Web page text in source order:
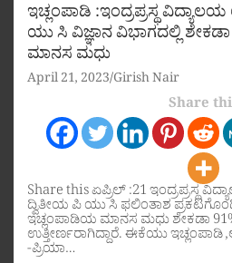
ಇಚ್ಲಂಪಾಡಿ :ಇಂದ್ರಪ್ರಸ್ಥ
ಯು ಸಿ ವಿಜ್ಞಾನ ವಿಭಾಗದಲ್ಲಿ
ಮಾನಸ ಮಧು
April 21, 2023 Girish Nair
Share
Share this ಏಪ್ರಿಲ್ :21 ಇಂದ್ರಪ್ರಸ್ಥ
ದ್ವಿತೀಯ ಪಿ ಯು ಸಿ ಫಲಿಂತಾಶ
ಇಚ್ಲಂಪಾಡಿಯ ಮಾನಸ ಮಧು ಶೇಕಡಾ
ಉತ್ತೀರ್ಣರಾಗಿದ್ದಾರೆ. ಈಕೆಯು
-ಪ್ರಿಯಾ…